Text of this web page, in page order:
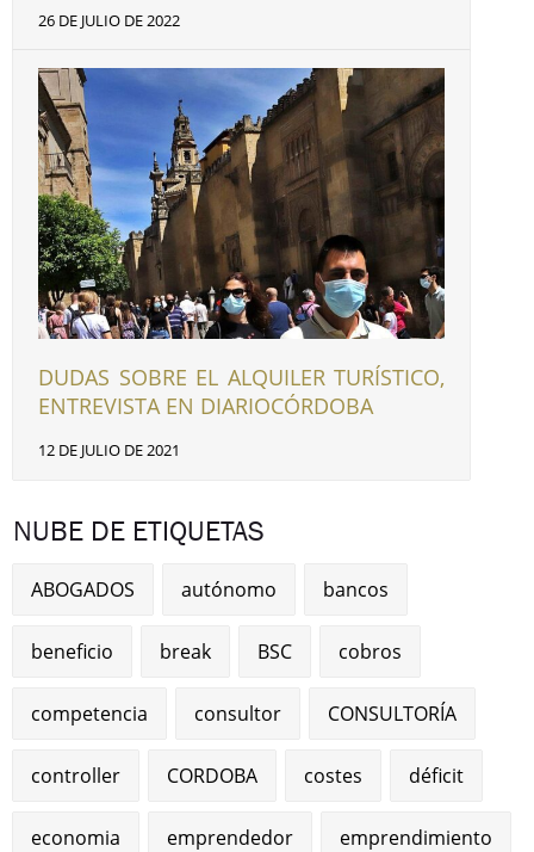
26 DE JULIO DE 2022
DUDAS SOBRE EL ALQUILER TURÍSTICO,
ENTREVISTA EN DIARIOCÓRDOBA
12 DE JULIO DE 2021
NUBE DE ETIQUETAS
ABOGADOS autónomo bancos
beneficio break BSC cobros
competencia consultor CONSULTORÍA
controller CORDOBA costes déficit
economia emprendedor emprendimiento